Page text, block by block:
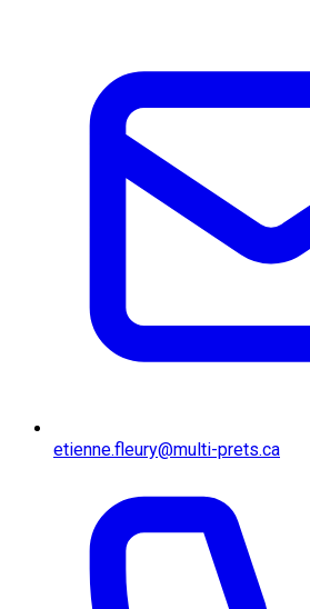
etienne.fleury@multi-prets.ca